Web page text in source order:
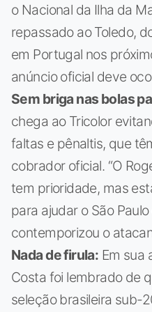
o Nacional da Ilha da
repassado ao Toledo,
em Portugal nos
anúncio oficial deve
Sem briga nas bolas
chega ao Tricolor
faltas e pênaltis, que
cobrador oficial. “O
tem prioridade, mas
para ajudar o São
contemporizou o
Nada de firula: Em sua
Costa foi lembrado de
seleção brasileira sub-